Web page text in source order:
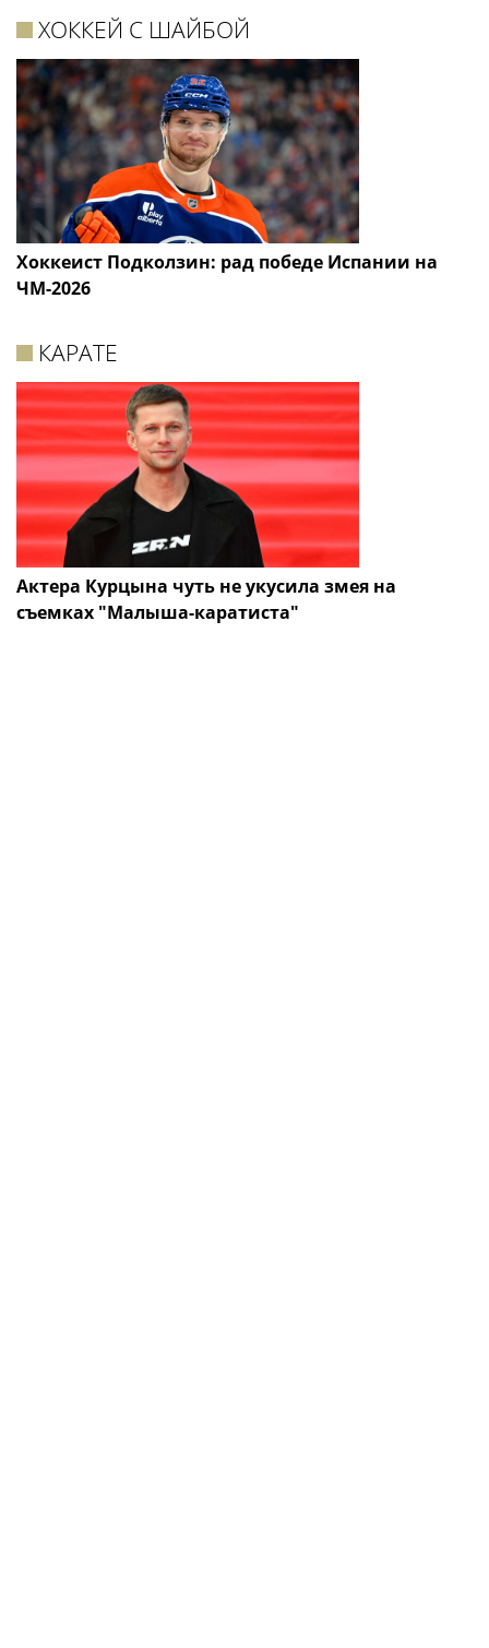
ХОККЕЙ С ШАЙБОЙ
Хоккеист Подколзин: рад победе Испании на
ЧМ-2026
КАРАТЕ
Актера Курцына чуть не укусила змея на
съемках "Малыша-каратиста"